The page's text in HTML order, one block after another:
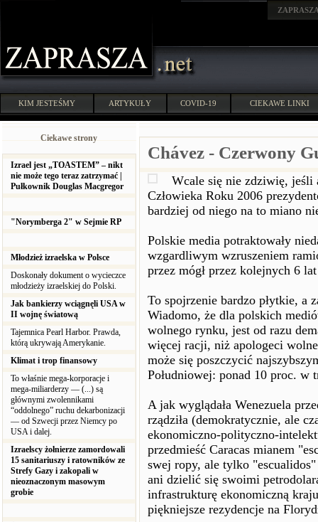
KIM JESTEŚMY ARTYKUŁY COVID-19 CIEKAWE LINKI
Ciekawe strony
Izrael jest „TOASTEM” – nikt
nie może tego teraz zatrzymać |
Pułkownik Douglas Macgregor
"Norymberga 2" w Sejmie RP
Młodzież izraelska w Polsce
Doskonały dokument o wycieczce
młodzieży izraelskiej do Polski.
Jak bankierzy wciągnęli USA w
II wojnę światową
Tajemnica Pearl Harbor. Prawda,
którą ukrywają Amerykanie.
Klimat i trop finansowy
To właśnie mega-korporacje i
mega-miliarderzy — (...) są
głównymi zwolennikami
“oddolnego” ruchu dekarbonizacji
— od Szwecji przez Niemcy po
USA i dalej.
Izraelscy żołnierze zamordowali
15 sanitariuszy i ratowników ze
Strefy Gazy i zakopali w
nieoznaczonym masowym
grobie
Chávez - Czerwony
Wcale się nie zdziwię, jeśli
Człowieka Roku 2006
bardziej od niego na to miano
Polskie media potraktowały
wzgardliwym wzruszeniem
przez mógł przez kolejnych 6
To spojrzenie bardzo płytkie, a
Wiadomo, że dla polskich
wolnego rynku, jest od razu
więcej racji, niż apologeci
może się poszczycić
Południowej: ponad 10 proc. w
A jak wyglądała Wenezuela
rządziła (demokratycznie, ale
ekonomiczno-polityczno-
przedmieść Caracas mianem
swej ropy, ale tylko
ani dzielić się swoimi
infrastrukturę ekonomiczną
piękniejsze rezydencje na